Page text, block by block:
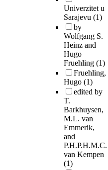
Univerzitet u
Sarajevu (1)
by
Wolfgang S.
Heinz and
Hugo
Fruehling (1)
Fruehling,
Hugo (1)
edited by
T.
Barkhuysen,
M.L. van
Emmerik,
and
P.H.P.H.M.C.
van Kempen
(1)